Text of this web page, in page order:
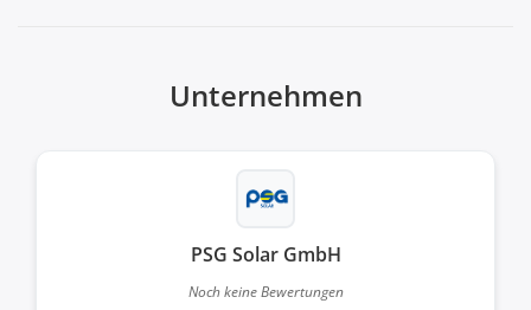
Unternehmen
PSG Solar GmbH
Noch keine Bewertungen